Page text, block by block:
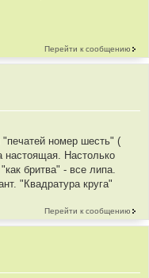
Перейти к сообщению
номер шесть" (
настоящая. Настолько
бритва" - все липа.
"Квадратура круга"
Перейти к сообщению